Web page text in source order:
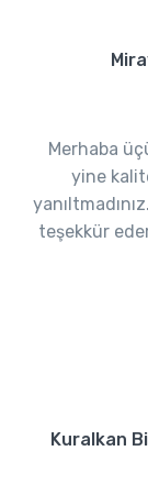
Merhaba
yine
teşekkür
Kuralkan